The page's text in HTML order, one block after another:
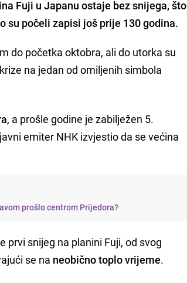
Fuji u Japanu ostaje bez snijega, što
su počeli zapisi još prije 130 godina.
do početka oktobra, ali do utorka su
na jedan od omiljenih simbola
, a prošle godine je zabilježen 5.
emiter NHK izvjestio da se većina
prošlo centrom Prijedora?
prvi snijeg na planini Fuji, od svog
se na neobično toplo vrijeme.